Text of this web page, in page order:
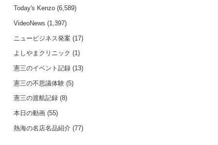
Today's Kenzo (6,589)
VideoNews (1,397)
ニュービジネス発案 (17)
よしやまクリニック (1)
憲三のイベント記録 (13)
憲三の不思議体験 (5)
憲三の渡航記録 (8)
本日の動画 (55)
熱海の名店名品紹介 (77)